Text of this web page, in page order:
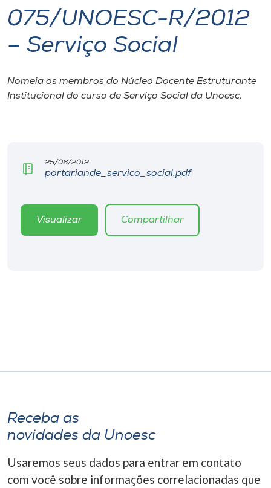
I.nova
Cultura
Biblioteca
Editora
A-
075/UNOESC-R/2012
– Serviço Social
Nomeia os membros do Núcleo Docente Estruturante
Institucional do curso de Serviço Social da Unoesc.
25/06/2012
portariande_servico_social.pdf
Visualizar Compartilhar
Receba as
novidades da Unoesc
Usaremos seus dados para entrar em contato
com você sobre informações correlacionadas que